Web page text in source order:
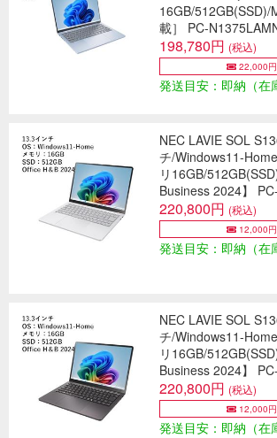
16GB/512GB(SSD)/
載］ PC-
198,780円 (税込)
22,000
発送目安：即納（在
NEC LAVIE SOL
チ/Windows11-
リ16GB/
Business 2024】
220,800円 (税込)
12,000
発送目安：即納（在
NEC LAVIE SOL
チ/Windows11-
リ16GB/
Business 2024】
220,800円 (税込)
12,000
発送目安：即納（在